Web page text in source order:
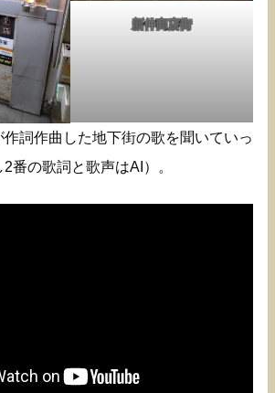
新仲商店街
作詞作曲した地下街の歌を聞いていっ
番の歌詞と歌声はAI）。